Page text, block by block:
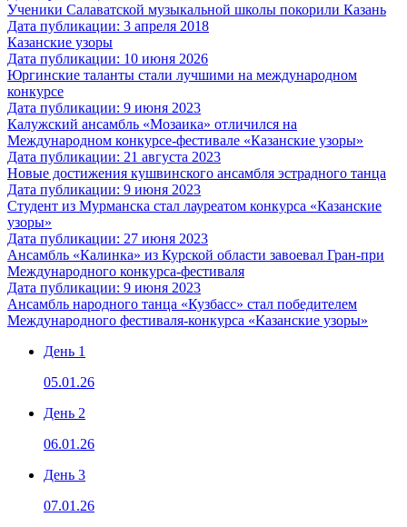
Ученики Салаватской музыкальной школы покорили Казань
Дата публикации: 3 апреля 2018
Казанские узоры
Дата публикации: 10 июня 2026
Юргинские таланты стали лучшими на международном
конкурсе
Дата публикации: 9 июня 2023
Калужский ансамбль «Мозаика» отличился на
Международном конкурсе-фестивале «Казанские узоры»
Дата публикации: 21 августа 2023
Новые достижения кушвинского ансамбля эстрадного танца
Дата публикации: 9 июня 2023
Студент из Мурманска стал лауреатом конкурса «Казанские
узоры»
Дата публикации: 27 июня 2023
Ансамбль «Калинка» из Курской области завоевал Гран-при
Международного конкурса-фестиваля
Дата публикации: 9 июня 2023
Ансамбль народного танца «Кузбасс» стал победителем
Международного фестиваля-конкурса «Казанские узоры»
День 1
05.01.26
День 2
06.01.26
День 3
07.01.26